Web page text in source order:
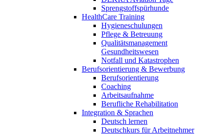
Sprengstoffspürhunde
HealthCare Training
Hygieneschulungen
Pflege & Betreuung
Qualitätsmanagement
Gesundheitswesen
Notfall und Katastrophen
Berufsorientierung & Bewerbung
Berufsorientierung
Coaching
Arbeitsaufnahme
Berufliche Rehabilitation
Integration & Sprachen
Deutsch lernen
Deutschkurs für Arbeitnehmer